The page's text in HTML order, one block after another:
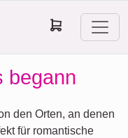
begann
den Orten, an denen
für romantische